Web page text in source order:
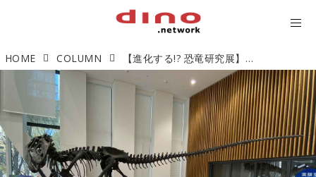
HOME COLUMN 【進化する!? 恐竜研究展】恐竜研究の最前線がすごすぎる！